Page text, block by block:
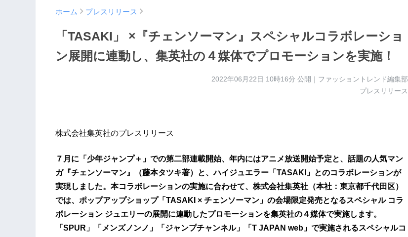
ホーム プレスリリース
「TASAKI」 ×『チェンソーマン』スペシャルコラボレーショ
ン展開に連動し、集英社の４媒体でプロモーションを実施！
2022年06月22日 10時16分 公開｜ファッショントレンド編集部
プレスリリース
株式会社集英社のプレスリリース
７月に「少年ジャンプ＋」での第⼆部連載開始、年内にはアニメ放送開始予定と、話題の⼈気マン
ガ『チェンソーマン』（藤本タツキ著）と、ハイジュエラー「TASAKI」とのコラボレーションが
実現しました。本コラボレーションの実施に合わせて、株式会社集英社（本社：東京都千代田区）
では、ポップアップショップ「TASAKI × チェンソーマン」の会場限定発売となるスペシャル コラ
ボレーション ジュエリーの展開に連動したプロモーションを集英社の４媒体で実施します。
「SPUR」「メンズノンノ」「ジャンプチャンネル」「T JAPAN web」で実施されるスペシャルコ